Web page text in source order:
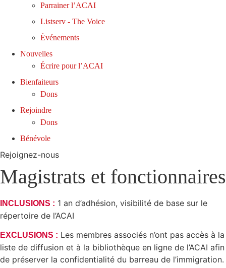
Parrainer l’ACAI
Listserv - The Voice
Événements
Nouvelles
Écrire pour l’ACAI
Bienfaiteurs
Dons
Rejoindre
Dons
Bénévole
Rejoignez-nous
Magistrats et fonctionnaires
INCLUSIONS : 1 an d’adhésion, visibilité de base sur le
répertoire de l’ACAI
EXCLUSIONS : Les membres associés n’ont pas accès à la
liste de diffusion et à la bibliothèque en ligne de l’ACAI afin
de préserver la confidentialité du barreau de l’immigration.